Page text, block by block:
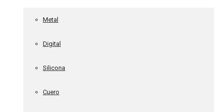
Metal
Digital
Silicona
Cuero